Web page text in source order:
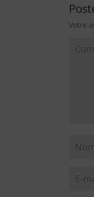
Votre